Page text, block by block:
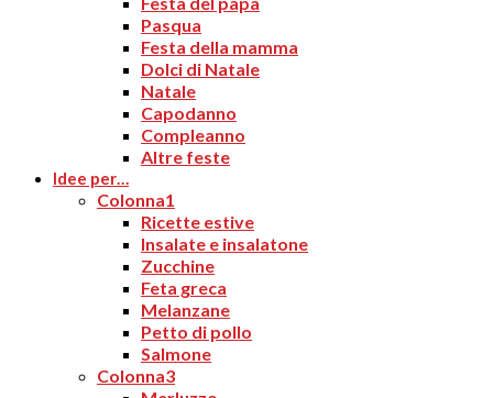
Pasqua
Festa della mamma
Dolci di Natale
Natale
Capodanno
Compleanno
Altre feste
Idee per…
Colonna1
Ricette estive
Insalate e insalatone
Zucchine
Feta greca
Melanzane
Petto di pollo
Salmone
Colonna3